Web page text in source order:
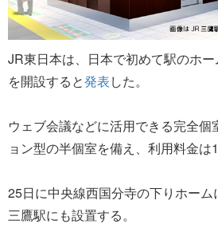
JR東日本は、日本で初めて駅のホ
を開設すると発表した。
ウェブ会議などに活用できる完全個
ョン型の半個室を備え、利用料金は
25日に中央線西国分寺の下りホー
三鷹駅にも設置する。